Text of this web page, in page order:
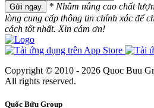
Gửi ngay
* Nhằm nâng cao chất
lòng cung cấp thông tin chính xác để
cách tốt nhất. Xin cám ơn!
Copyright © 2010 - 2026 Quoc Buu
All rights reserved.
Quốc Bửu Group